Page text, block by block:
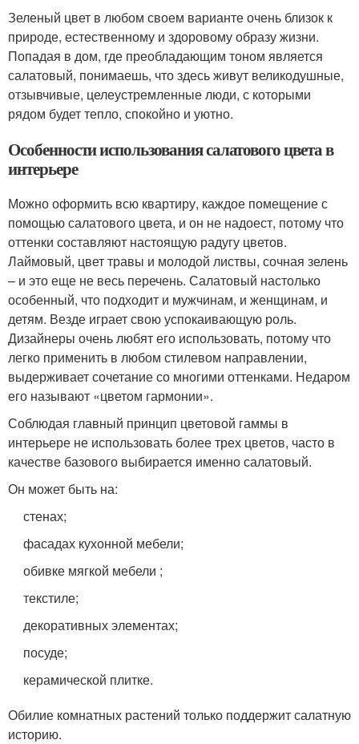
Зеленый цвет в любом своем варианте очень близок к
природе, естественному и здоровому образу жизни.
Попадая в дом, где преобладающим тоном является
салатовый, понимаешь, что здесь живут великодушные,
отзывчивые, целеустремленные люди, с которыми
рядом будет тепло, спокойно и уютно.
Особенности использования салатового цвета в
интерьере
Можно оформить всю квартиру, каждое помещение с
помощью салатового цвета, и он не надоест, потому что
оттенки составляют настоящую радугу цветов.
Лаймовый, цвет травы и молодой листвы, сочная зелень
– и это еще не весь перечень. Салатовый настолько
особенный, что подходит и мужчинам, и женщинам, и
детям. Везде играет свою успокаивающую роль.
Дизайнеры очень любят его использовать, потому что
легко применить в любом стилевом направлении,
выдерживает сочетание со многими оттенками. Недаром
его называют «цветом гармонии».
Соблюдая главный принцип цветовой гаммы в
интерьере не использовать более трех цветов, часто в
качестве базового выбирается именно салатовый.
Он может быть на:
стенах;
фасадах кухонной мебели;
обивке мягкой мебели ;
текстиле;
декоративных элементах;
посуде;
керамической плитке.
Обилие комнатных растений только поддержит салатную
историю.